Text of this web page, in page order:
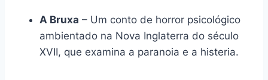
A Bruxa – Um conto de horror psicológico
ambientado na Nova Inglaterra do século
XVII, que examina a paranoia e a histeria.